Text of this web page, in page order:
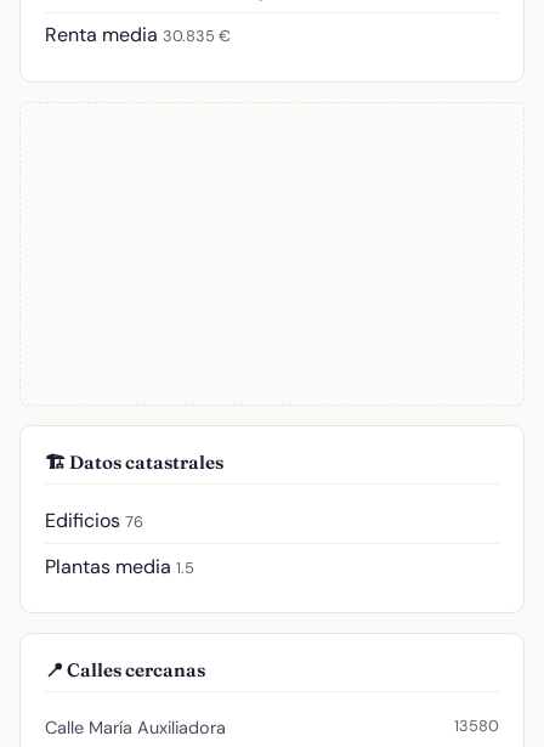
Renta media 30.835 €
🏗️ Datos catastrales
Edificios 76
Plantas media 1.5
📍 Calles cercanas
Calle María Auxiliadora 13580